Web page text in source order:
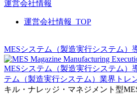
運営会社情報
運営会社情報_TOP
MESシステム（製造実行システム）
MESシステム（製造実行システム）
テム（製造実行システム）業界トレ
キル・ナレッジ・マネジメント型